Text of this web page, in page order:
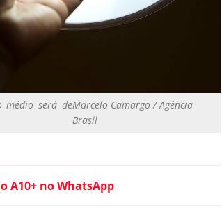
médio será deMarcelo Camargo / Agência
Brasil
A10+ no WhatsApp